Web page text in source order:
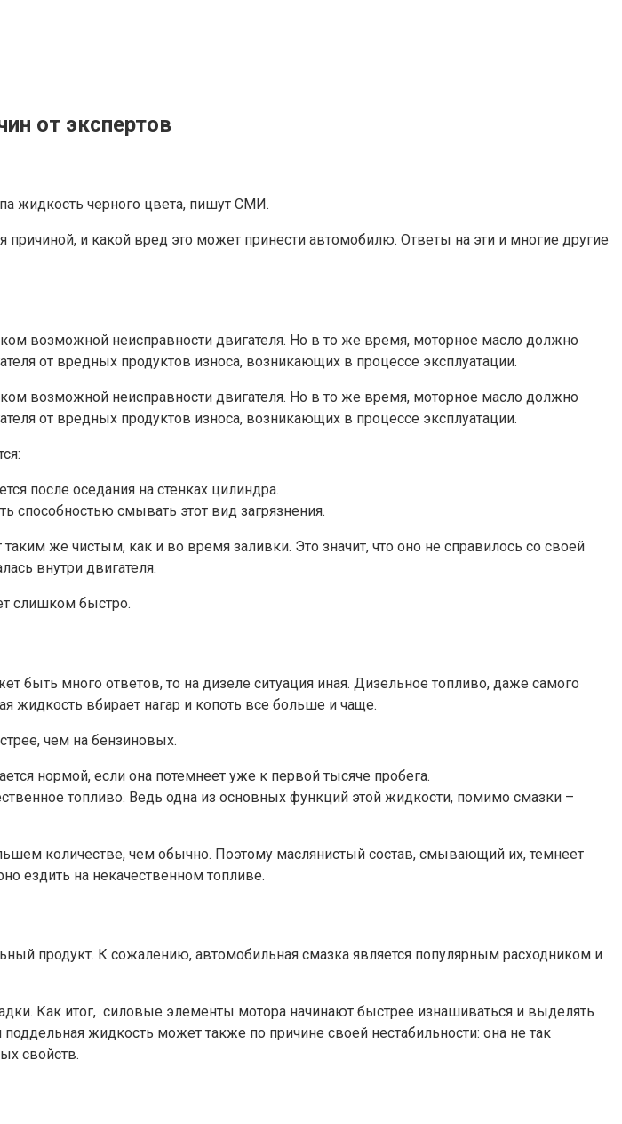
от экспертов
жидкость черного цвета, пишут СМИ.
причиной, и какой вред это может принести автомобилю. Ответы на эти и многие другие
возможной неисправности двигателя. Но в то же время, моторное масло должно
от вредных продуктов износа, возникающих в процессе эксплуатации.
возможной неисправности двигателя. Но в то же время, моторное масло должно
от вредных продуктов износа, возникающих в процессе эксплуатации.
после оседания на стенках цилиндра.
способностью смывать этот вид загрязнения.
же чистым, как и во время заливки. Это значит, что оно не справилось со своей
внутри двигателя.
слишком быстро.
быть много ответов, то на дизеле ситуация иная. Дизельное топливо, даже самого
жидкость вбирает нагар и копоть все больше и чаще.
чем на бензиновых.
нормой, если она потемнеет уже к первой тысяче пробега.
топливо. Ведь одна из основных функций этой жидкости, помимо смазки –
количестве, чем обычно. Поэтому маслянистый состав, смывающий их, темнеет
ездить на некачественном топливе.
продукт. К сожалению, автомобильная смазка является популярным расходником и
Как итог, силовые элементы мотора начинают быстрее изнашиваться и выделять
жидкость может также по причине своей нестабильности: она не так
свойств.